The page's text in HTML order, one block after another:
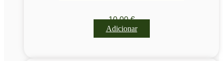
10,00€
Adicionar